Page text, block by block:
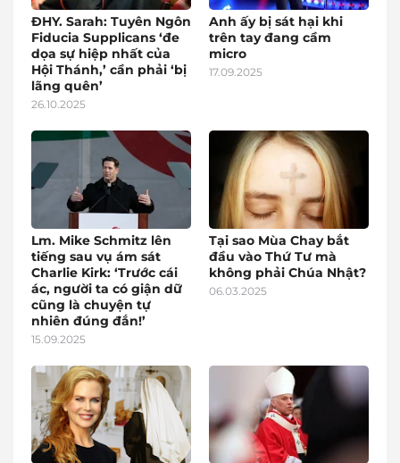
ĐHY. Sarah: Tuyên Ngôn
Fiducia Supplicans ‘đe
dọa sự hiệp nhất của
Hội Thánh,’ cần phải ‘bị
lãng quên’
26.10.2025
Anh ấy bị sát hại khi
trên tay đang cầm
micro
17.09.2025
Lm. Mike Schmitz lên
tiếng sau vụ ám sát
Charlie Kirk: ‘Trước cái
ác, người ta có giận dữ
cũng là chuyện tự
nhiên đúng đắn!’
15.09.2025
Tại sao Mùa Chay bắt
đầu vào Thứ Tư mà
không phải Chúa Nhật?
06.03.2025